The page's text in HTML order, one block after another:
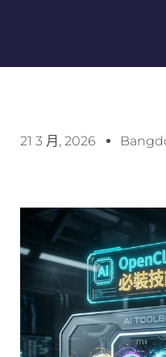
21 3 月, 2026